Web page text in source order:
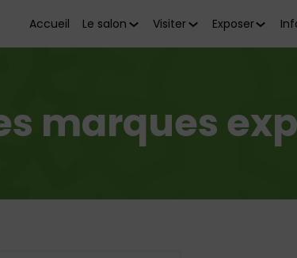
Accueil Le salon Visiter Exposer
marques